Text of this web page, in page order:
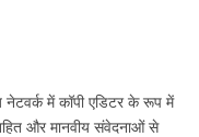
में कॉपी एडिटर के रूप में
और मानवीय संवेदनाओं से